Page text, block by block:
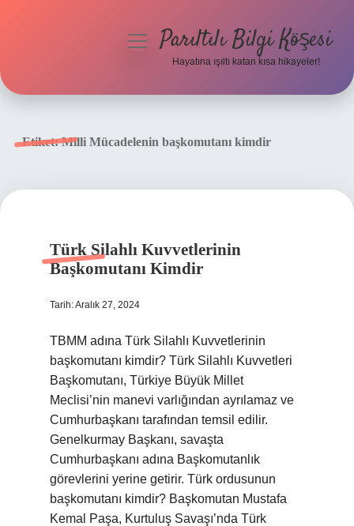
menüyüParıltılı Bilgi Köşesi
Hayatına ışıltı katan kısa hikayeler!
Etiket:Milli Mücadelenin başkomutanı kimdir
Türk Silahlı Kuvvetlerinin
Başkomutanı Kimdir
Tarih: Aralık 27, 2024
TBMM adına Türk Silahlı Kuvvetlerinin
başkomutanı kimdir? Türk Silahlı Kuvvetleri
Başkomutanı, Türkiye Büyük Millet
Meclisi’nin manevi varlığından ayrılamaz ve
Cumhurbaşkanı tarafından temsil edilir.
Genelkurmay Başkanı, savaşta
Cumhurbaşkanı adına Başkomutanlık
görevlerini yerine getirir. Türk ordusunun
başkomutanı kimdir? Başkomutan Mustafa
Kemal Paşa, Kurtuluş Savaşı’nda Türk